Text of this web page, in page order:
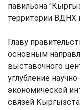
павильона
территории ВДНХ
Главу
основным
выставочного
углубление
экономической
связей